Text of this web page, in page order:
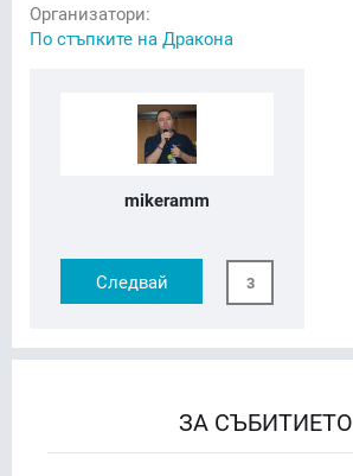
Организатори:
По стъпките на Дракона
mikeramm
Следвай 3
ЗА СЪБИТИЕТО